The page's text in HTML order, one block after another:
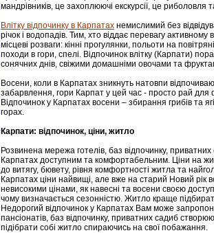
мандрівників, це захоплюючі екскурсії, це риболовля
Влітку відпочинку в Карпатах немислимий без
річок і водопадів. Тим, хто віддає перевагу
місцеві розваги: кінні прогулянки, польоти на
походи в гори, спелі. Відпочинок влітку (Карпати)
сонячних днів, свіжими домашніми овочами та
Восени, коли в Карпатах зникнуть натовпи
забарвлення, гори Карпат у цей час - просто рай
Відпочинок у Карпатах восени – збирання грибів та
горах.
Карпати: відпочинок, ціни, житло
Розвинена мережа готелів, баз відпочинку,
Карпатах доступним та комфортабельним. Ціни на
до витягу, бювету, рівня комфортності житла та
Карпатах ціни найвищі, але вже на старий Новий рік
невисокими цінами, як навесні та восени своєю
чому визначається сезонністю. Житло краще
Недорогий відпочинок у Карпатах Вам може
пансіонатів, баз відпочинку, приватних садиб
підібрати собі житло спираючись на свої побажання.